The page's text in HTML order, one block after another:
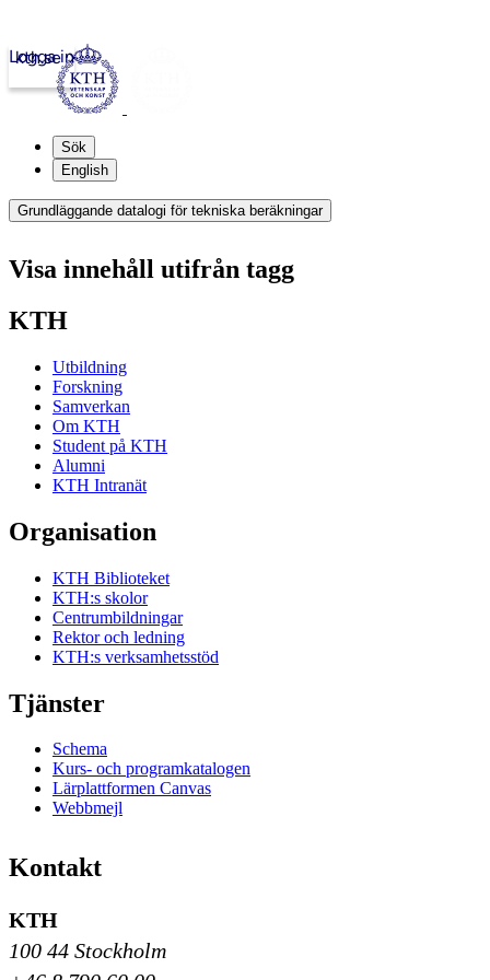
kth.se
Logga in
Sök
English
Grundläggande datalogi för tekniska beräkningar
Visa innehåll utifrån tagg
KTH
Utbildning
Forskning
Samverkan
Om KTH
Student på KTH
Alumni
KTH Intranät
Organisation
KTH Biblioteket
KTH:s skolor
Centrumbildningar
Rektor och ledning
KTH:s verksamhetsstöd
Tjänster
Schema
Kurs- och programkatalogen
Lärplattformen Canvas
Webbmejl
Kontakt
KTH
100 44 Stockholm